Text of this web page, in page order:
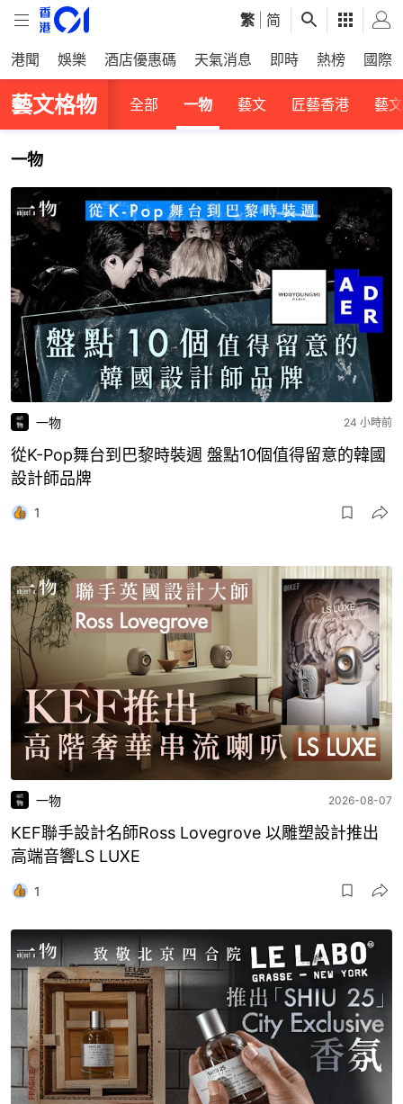
繁 简
港聞 娛樂 酒店優惠碼 天氣消息 即時 熱榜 國際
藝文格物 全部 一物 藝文 匠藝香港 藝
一物
一物 24 小時前
從K-Pop舞台到巴黎時裝週 盤點10個值得留意的韓國
設計師品牌
1
一物 2026-08-07
KEF聯手設計名師Ross Lovegrove 以雕塑設計推出
高端音響LS LUXE
1